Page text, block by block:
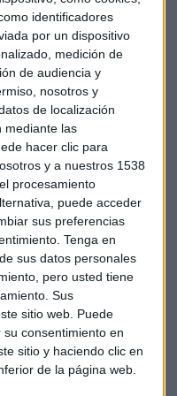
identificadores
por un dispositivo
medición de
de audiencia y
nosotros y
de localización
mediante las
hacer clic para
y a nuestros 1538
procesamiento
puede acceder
sus preferencias
Tenga en
sus datos personales
pero usted tiene
Sus
sitio web. Puede
consentimiento en
sitio y haciendo clic en
de la página web.
alcanzar los
planea un
como Activia, Oikos
mitad de los ingresos de
6%el año pasado,
Entre sus
y Unilever .
serán, con esta
12% actual.Por su parte,
crecerán en un
de los analistas.
demanda de
los 3.900
Unidos y un 14%